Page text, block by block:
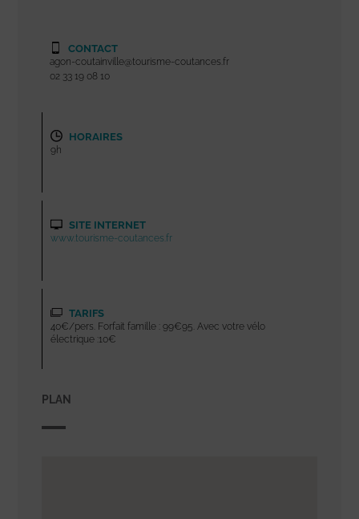
CONTACT
agon-coutainville@tourisme-coutances.fr
02 33 19 08 10
HORAIRES
9h
SITE INTERNET
www.tourisme-coutances.fr
TARIFS
40€/pers. Forfait famille : 99€95. Avec votre vélo
électrique :10€
PLAN